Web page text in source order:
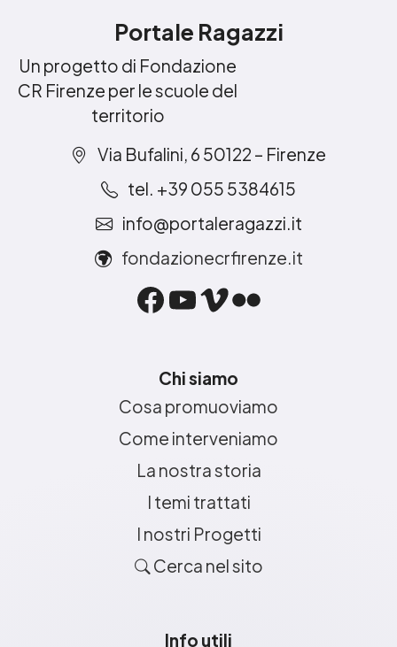
Portale Ragazzi
Un progetto di Fondazione
CR Firenze per le scuole del
territorio
Via Bufalini, 6 50122 – Firenze
tel. +39 055 5384615
info@portaleragazzi.it
fondazionecrfirenze.it
Facebook
YouTube
Vimeo
Flickr
Chi siamo
Cosa promuoviamo
Come interveniamo
La nostra storia
I temi trattati
I nostri Progetti
Cerca nel sito
Info utili